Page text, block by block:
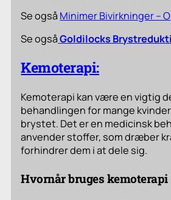
Se også Minimer Bivirkninger –
Se også Goldilocks
Kemoterapi:
Kemoterapi kan være en vigtig
behandlingen for mange
brystet. Det er en medicinsk
anvender stoffer, som dræber
forhindrer dem i at dele sig.
Hvornår bruges kemoterapi